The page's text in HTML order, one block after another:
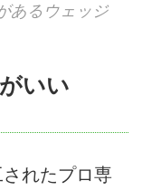
あるウェッジ
いい
れたプロ専